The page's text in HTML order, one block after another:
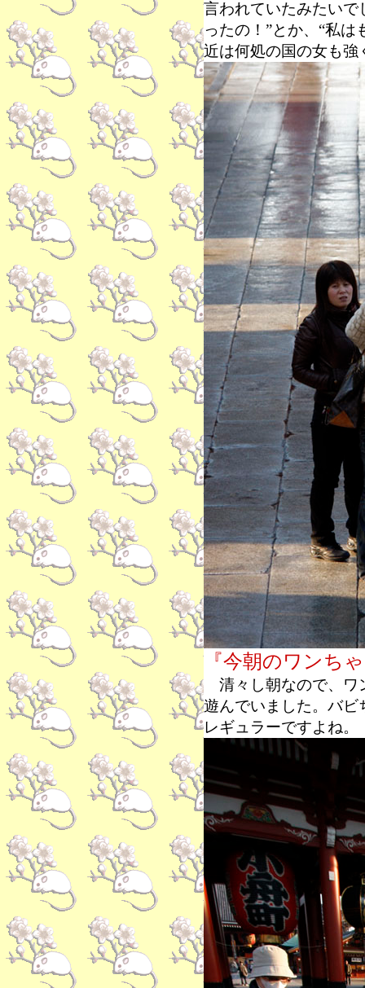
言われていたみたいで
ったの！”とか、“私は
近は何処の国の女も強
『今朝のワンち
清々し朝なので、ワ
遊んでいました。バビ
レギュラーですよね。